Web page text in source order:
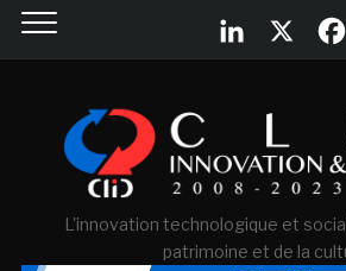
L'innovation technologique et
patrimoine et de la